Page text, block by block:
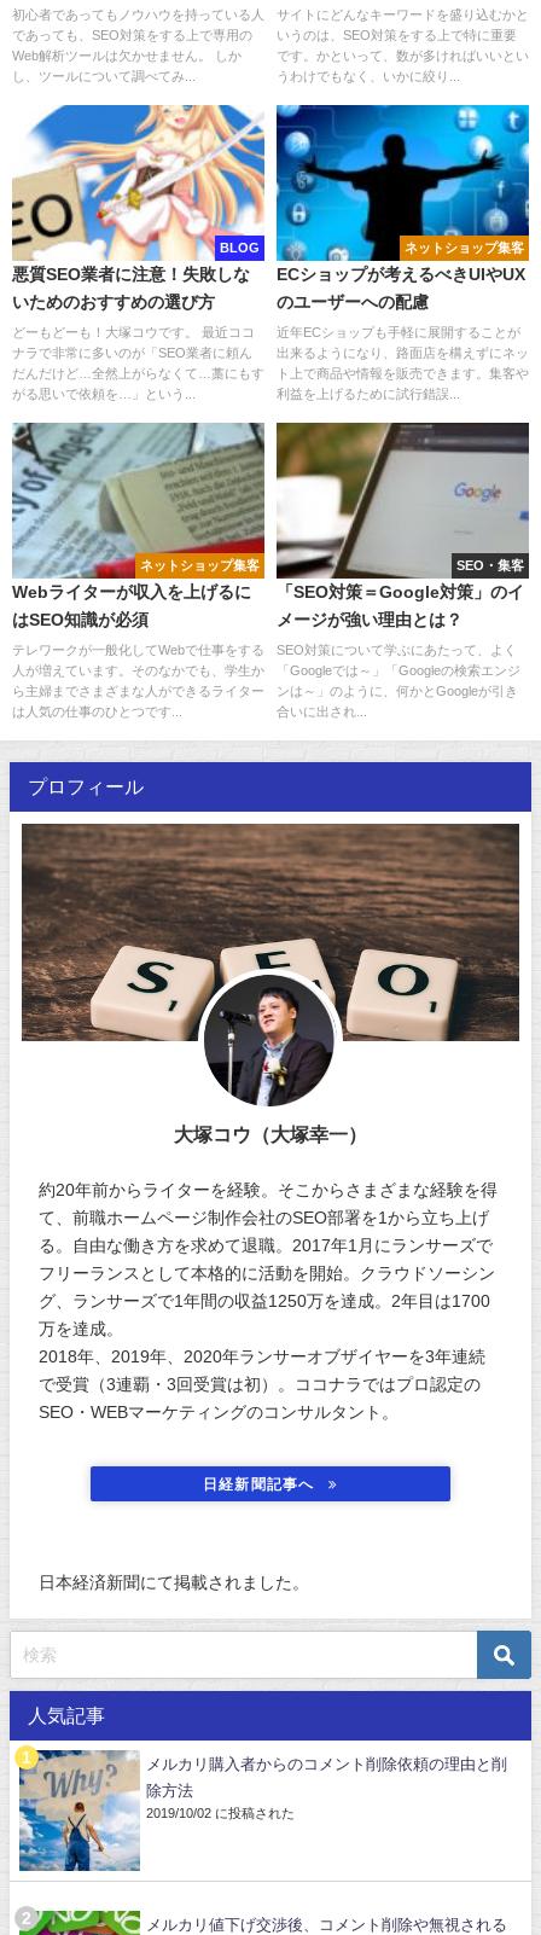
します！
初心者であってもノウハウを持っている人
であっても、SEO対策をする上で専用の
Web解析ツールは欠かせません。 しか
し、ツールについて調べてみ...
サイトにどんなキーワードを盛り込むかと
いうのは、SEO対策をする上で特に重要
です。かといって、数が多ければいいとい
うわけでもなく、いかに絞り...
BLOG
悪質SEO業者に注意！失敗しな
いためのおすすめの選び方
どーもどーも！大塚コウです。 最近ココ
ナラで非常に多いのが「SEO業者に頼ん
だんだけど…全然上がらなくて…藁にもす
がる思いで依頼を…」という...
ネットショップ集客
ECショップが考えるべきUIやUX
のユーザーへの配慮
近年ECショップも手軽に展開することが
出来るようになり、路面店を構えずにネッ
ト上で商品や情報を販売できます。集客や
利益を上げるために試行錯誤...
ネットショップ集客
Webライターが収入を上げるに
はSEO知識が必須
テレワークが一般化してWebで仕事をする
人が増えています。そのなかでも、学生か
ら主婦までさまざまな人ができるライター
は人気の仕事のひとつです...
SEO・集客
「SEO対策＝Google対策」のイ
メージが強い理由とは？
SEO対策について学ぶにあたって、よく
「Googleでは～」「Googleの検索エンジ
ンは～」のように、何かとGoogleが引き
合いに出され...
プロフィール
大塚コウ（大塚幸一）
約20年前からライターを経験。そこからさまざまな経験を得
て、前職ホームページ制作会社のSEO部署を1から立ち上げ
る。自由な働き方を求めて退職。2017年1月にランサーズで
フリーランスとして本格的に活動を開始。クラウドソーシン
グ、ランサーズで1年間の収益1250万を達成。2年目は1700
万を達成。
2018年、2019年、2020年ランサーオブザイヤーを3年連続
で受賞（3連覇・3回受賞は初）。ココナラではプロ認定の
SEO・WEBマーケティングのコンサルタント。
日経新聞記事へ
日本経済新聞にて掲載されました。
人気記事
メルカリ購入者からのコメント削除依頼の理由と削
除方法
2019/10/02 に投稿された
メルカリ値下げ交渉後、コメント削除や無視される